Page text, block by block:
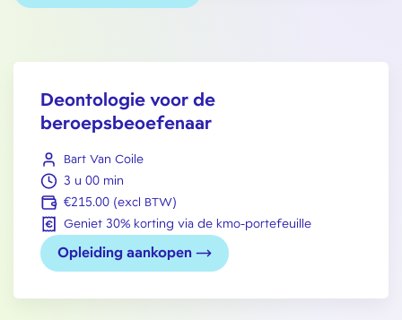
Deontologie voor de
beroepsbeoefenaar
Bart Van Coile
3 u 00 min
€215.00 (excl BTW)
Geniet 30% korting via de kmo-portefeuille
Opleiding aankopen